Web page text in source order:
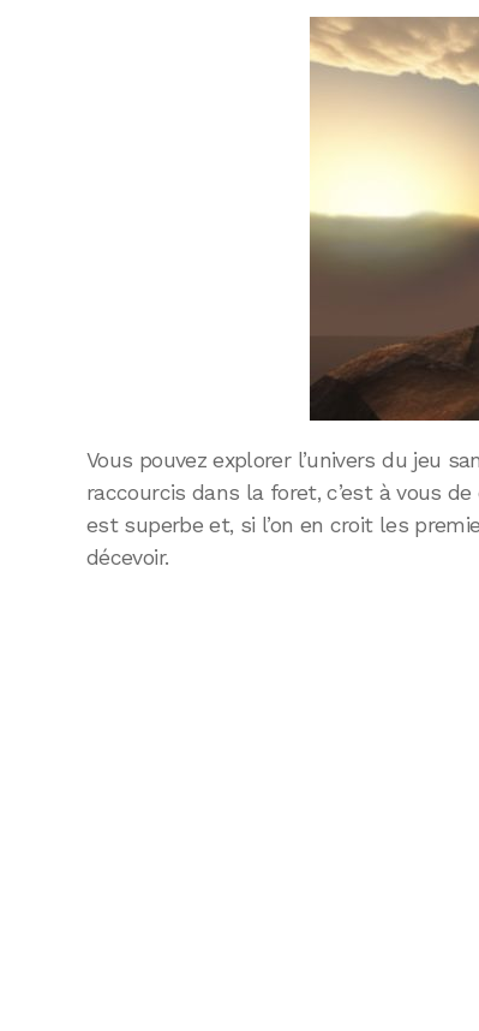
Vous pouvez explorer l’univers du jeu
raccourcis dans la foret, c’est à vous de
est superbe et, si l’on en croit les
décevoir.